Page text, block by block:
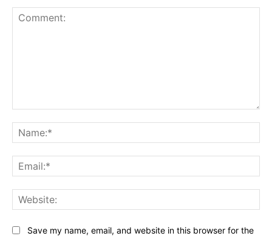
Save my name, email, and website in this browser for the